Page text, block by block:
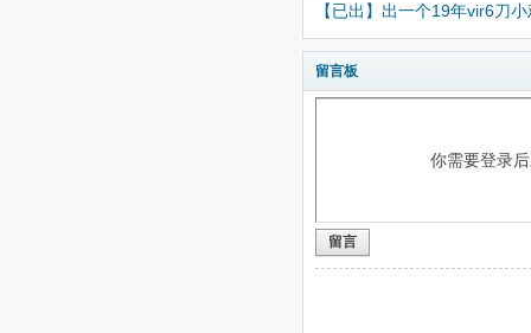
【已出】出一个19年vir6刀
留言板
你需要登录
留言